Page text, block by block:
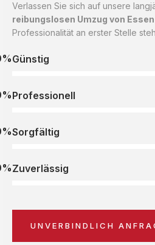
Verlassen Sie sich auf unsere
reibungslosen Umzug von
Professionalität an erster Stelle
Günstig
Professionell
Sorgfältig
Zuverlässig
UNVERBINDLICH